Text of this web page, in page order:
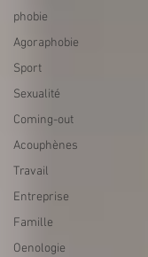
phobie
Agoraphobie
Sport
Sexualité
Coming-out
Acouphènes
Travail
Entreprise
Famille
Oenologie